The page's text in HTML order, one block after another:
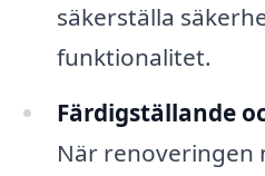
säkerställa
funktionalitet.
Färdigställande
När renoveringen